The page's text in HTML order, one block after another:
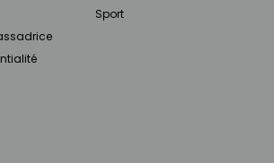
Sport